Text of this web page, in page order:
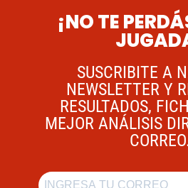
¡NO TE
SUSCRIBITE A
NEWSLETTER Y
RESULTADOS,
MEJOR ANÁLISIS